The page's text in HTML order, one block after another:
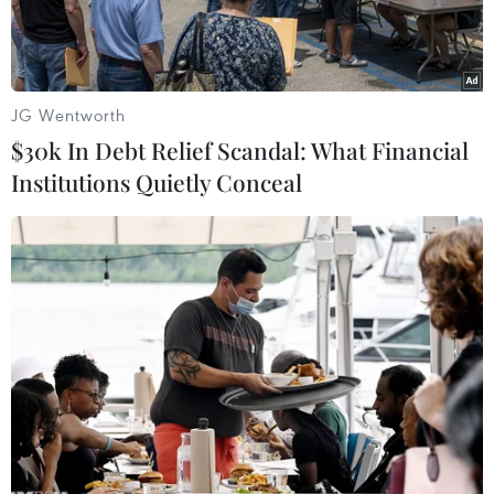
Tổng thống Philippines Rodrigo Duterte. (Nguồn: AFP/TTXVN)
Reuters đưa tin ngày 17/5, Đại sứ Liên minh
châu Âu (EU) tại Philippines Franz Jessen cho
biết Manila đã thông báo với EU rằng họ sẽ
ngừng nhận viện trợ phát triển từ khối này, qua
đó khiến cho các chương trình hỗ trợ người
JG Wentworth
$30k In Debt Relief Scandal: What Financial
Institutions Quietly Conceal